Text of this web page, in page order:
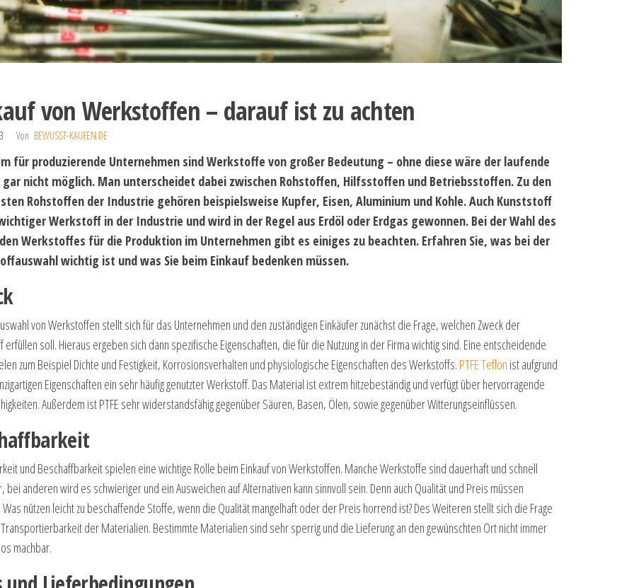
von Werkstoffen – darauf ist zu achten
Von BEWUSST-KAUFEN.DE
für produzierende Unternehmen sind Werkstoffe von großer Bedeutung – ohne diese wäre der laufende
nicht möglich. Man unterscheidet dabei zwischen Rohstoffen, Hilfsstoffen und Betriebsstoffen. Zu den
Rohstoffen der Industrie gehören beispielsweise Kupfer, Eisen, Aluminium und Kohle. Auch Kunststoff
Werkstoff in der Industrie und wird in der Regel aus Erdöl oder Erdgas gewonnen. Bei der Wahl des
Werkstoffes für die Produktion im Unternehmen gibt es einiges zu beachten. Erfahren Sie, was bei der
wichtig ist und was Sie beim Einkauf bedenken müssen.
von Werkstoffen stellt sich für das Unternehmen und den zuständigen Einkäufer zunächst die Frage, welchen Zweck der
erfüllen soll. Hieraus ergeben sich dann spezifische Eigenschaften, die für die Nutzung in der Firma wichtig sind. Eine entscheidende
zum Beispiel Dichte und Festigkeit, Korrosionsverhalten und physiologische Eigenschaften des Werkstoffs. PTFE Teflon ist aufgrund
Eigenschaften ein sehr häufig genutzter Werkstoff. Das Material ist extrem hitzebeständig und verfügt über hervorragende
Außerdem ist PTFE sehr widerstandsfähig gegenüber Säuren, Basen, Ölen, sowie gegenüber Witterungseinflüssen.
und Beschaffbarkeit spielen eine wichtige Rolle beim Einkauf von Werkstoffen. Manche Werkstoffe sind dauerhaft und schnell
bei anderen wird es schwieriger und ein Ausweichen auf Alternativen kann sinnvoll sein. Denn auch Qualität und Preis müssen
nützen leicht zu beschaffende Stoffe, wenn die Qualität mangelhaft oder der Preis horrend ist? Des Weiteren stellt sich die Frage
der Materialien. Bestimmte Materialien sind sehr sperrig und die Lieferung an den gewünschten Ort nicht immer
machbar.